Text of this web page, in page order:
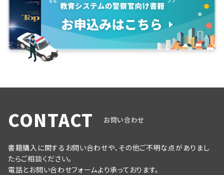
CONTACT お問い合わせ
書籍購入に関するお問い合わせや、その他ご不明な点がありまし
たらご相談ください。
電話とお問い合わせフォームより承っております。